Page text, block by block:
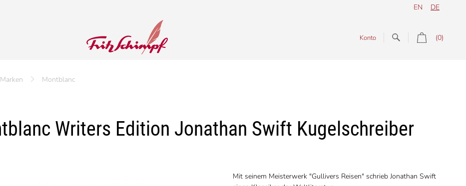
DE
EN
(0)
Konto
Marken Montblanc
Writers Edition Jonathan Swift Kugelschreiber
Mit seinem Meisterwerk "Gullivers Reisen" schrieb Jonathan Swift